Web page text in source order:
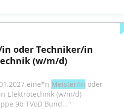
oder Techniker/in
(w/m/d)
eine*n Meister/in oder
Elektrotechnik (w/m/d)
9b TVöD Bund..."